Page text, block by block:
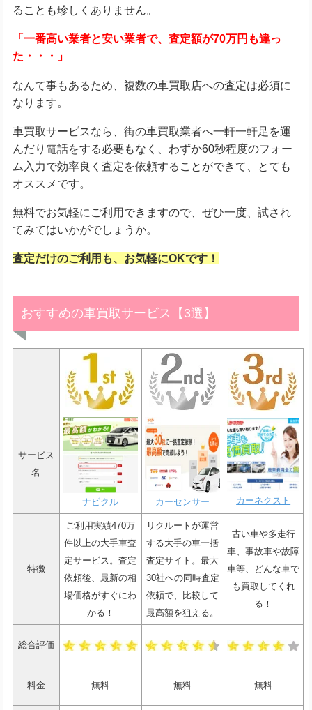
ることも珍しくありません。
「一番高い業者と安い業者で、査定額が70万円も違っ
た・・・」
なんて事もあるため、複数の車買取店への査定は必須に
なります。
車買取サービスなら、街の車買取業者へ一軒一軒足を運
んだり電話をする必要もなく、わずか60秒程度のフォー
ム入力で効率良く査定を依頼することができて、とても
オススメです。
無料でお気軽にご利用できますので、ぜひ一度、試され
てみてはいかがでしょうか。
査定だけのご利用も、お気軽にOKです！
おすすめの車買取サービス【3選】
サービス
名
ナビクル カーセンサー カーネクスト
特徴
ご利用実績470万
件以上の大手車査
定サービス。査定
依頼後、最新の相
場価格がすぐにわ
かる！
リクルートが運営
する大手の車一括
査定サイト。最大
30社への同時査定
依頼で、比較して
最高額を狙える。
古い車や多走行
車、事故車や故障
車等、どんな車で
も買取してくれ
る！
総合評価
料金 無料 無料 無料